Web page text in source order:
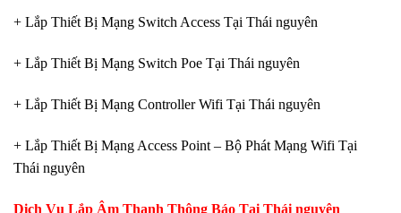
+ Lắp Thiết Bị Mạng Switch Access Tại Thái nguyên
+ Lắp Thiết Bị Mạng Switch Poe Tại Thái nguyên
+ Lắp Thiết Bị Mạng Controller Wifi Tại Thái nguyên
+ Lắp Thiết Bị Mạng Access Point – Bộ Phát Mạng Wifi Tại
Thái nguyên
Dịch Vụ Lắp Âm Thanh Thông Báo Tại Thái nguyên